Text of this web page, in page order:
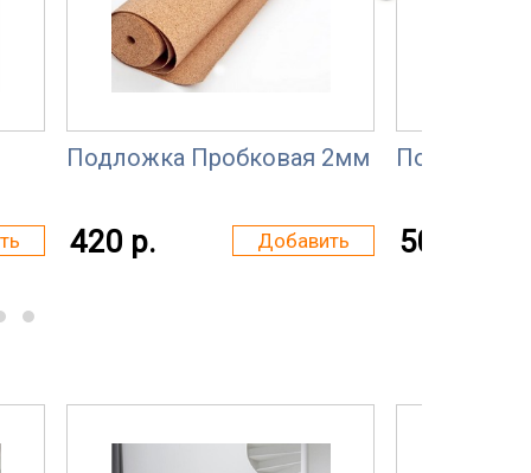
Подложка Пробковая 2мм
420 р. Добавить
Подложка
50 р.